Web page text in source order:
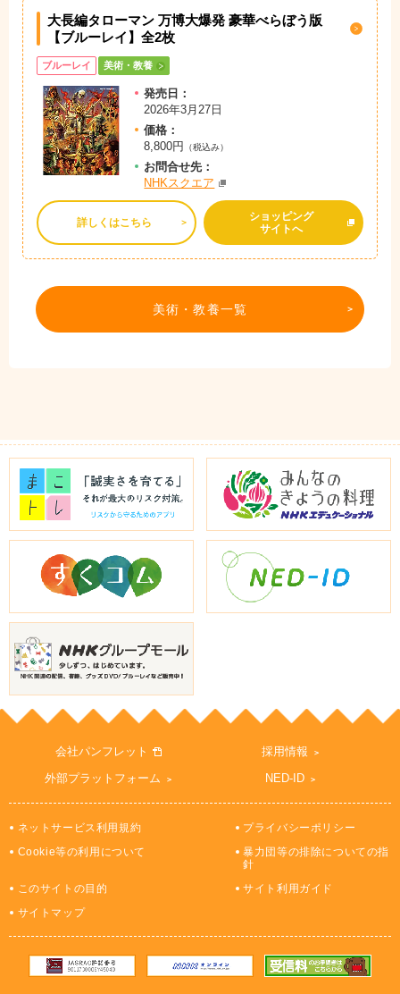
大長編タローマン 万博大爆発 豪華べらぼう版
【ブルーレイ】全2枚
ブルーレイ 美術・教養
発売日：
2026年3月27日
価格：
8,800円
（税込み）
お問合せ先：
NHKスクエア
詳しくはこちら
ショッピング
サイトへ
美術・教養一覧
会社パンフレット
採用情報
外部プラットフォーム
NED-ID
ネットサービス利用規約
プライバシーポリシー
Cookie等の利用について
暴力団等の排除についての指
針
このサイトの目的
サイト利用ガイド
サイトマップ